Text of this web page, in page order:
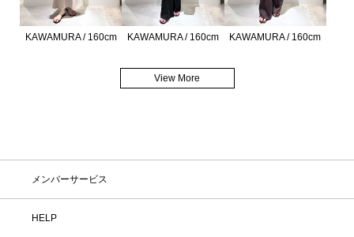
KAWAMURA / 160cm KAWAMURA / 160cm KAWAMURA / 160cm
View More
メンバーサービス
HELP